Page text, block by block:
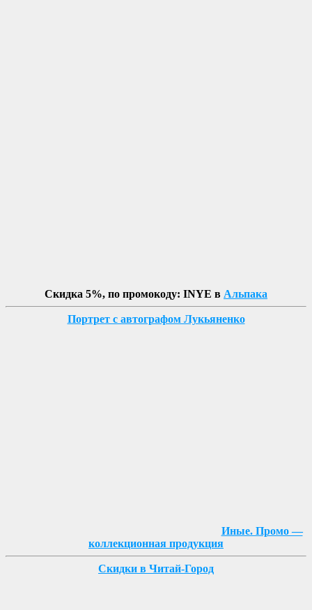
Скидка 5%, по промокоду: INYE в Альпака
Портрет с автографом Лукьяненко
Иные. Промо —
коллекционная продукция
Скидки в Читай-Город